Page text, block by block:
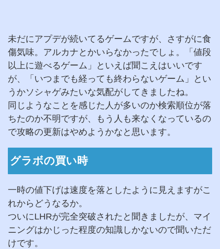
未だにアプデが続いてるゲームですが、さすがに食
傷気味。アルカナとかいらなかったでしょ。「値段
以上に遊べるゲーム」といえば聞こえはいいです
が、「いつまでも経っても終わらないゲーム」とい
うかソシャゲみたいな気配がしてきましたね。
同じようなことを感じた人が多いのか検索順位が落
ちたのか不明ですが、もう人も来なくなっているの
で攻略の更新はやめようかなと思います。
グラボの買い時
一時の値下げは速度を落としたように見えますがこ
れからどうなるか。
ついにLHRが完全突破されたと聞きましたが、マイ
ニングはかじった程度の知識しかないので聞いただ
けです。